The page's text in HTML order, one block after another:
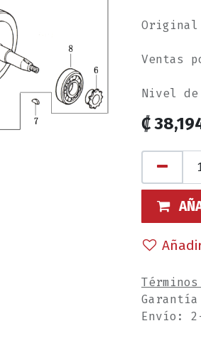
Original
Ventas
Nivel de
₡
Envío: